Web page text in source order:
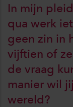
In mijn
qua werk
geen zin in
vijftien of
de vraag
manier wil
wereld?